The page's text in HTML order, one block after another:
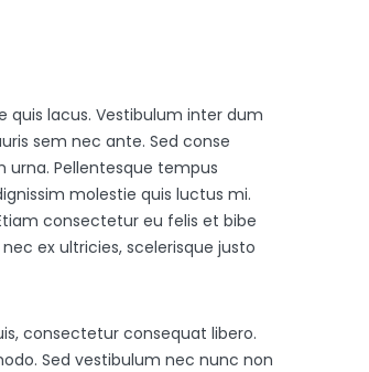
quis lacus. Vestibulum inter dum
sem nec ante. Sed conse
Pellentesque tempus
molestie quis luctus mi.
consectetur eu felis et bibe
ex ultricies, scelerisque justo
consectetur consequat libero.
Sed vestibulum nec nunc non